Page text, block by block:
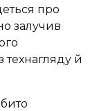
про
залучив
технагляду й